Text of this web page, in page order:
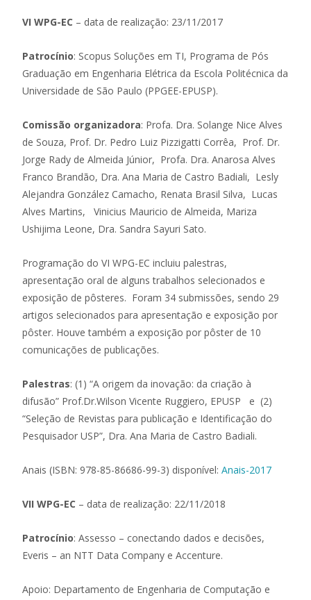
VI WPG-EC – data de realização: 23/11/2017
Patrocínio: Scopus Soluções em TI, Programa de Pós
Graduação em Engenharia Elétrica da Escola Politécnica da
Universidade de São Paulo (PPGEE-EPUSP).
Comissão organizadora: Profa. Dra. Solange Nice Alves
de Souza, Prof. Dr. Pedro Luiz Pizzigatti Corrêa, Prof. Dr.
Jorge Rady de Almeida Júnior, Profa. Dra. Anarosa Alves
Franco Brandão, Dra. Ana Maria de Castro Badiali, Lesly
Alejandra González Camacho, Renata Brasil Silva, Lucas
Alves Martins, Vinicius Mauricio de Almeida, Mariza
Ushijima Leone, Dra. Sandra Sayuri Sato.
Programação do VI WPG-EC incluiu palestras,
apresentação oral de alguns trabalhos selecionados e
exposição de pôsteres. Foram 34 submissões, sendo 29
artigos selecionados para apresentação e exposição por
pôster. Houve também a exposição por pôster de 10
comunicações de publicações.
Palestras: (1) “A origem da inovação: da criação à
difusão” Prof.Dr.Wilson Vicente Ruggiero, EPUSP e (2)
“Seleção de Revistas para publicação e Identificação do
Pesquisador USP”, Dra. Ana Maria de Castro Badiali.
Anais (ISBN: 978-85-86686-99-3) disponível: Anais-2017
VII WPG-EC – data de realização: 22/11/2018
Patrocínio: Assesso – conectando dados e decisões,
Everis – an NTT Data Company e Accenture.
Apoio: Departamento de Engenharia de Computação e